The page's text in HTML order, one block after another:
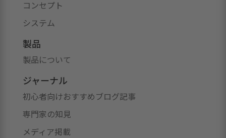
コンセプト
システム
製品
製品について
ジャーナル
初心者向けおすすめブログ記事
専門家の知見
メディア掲載